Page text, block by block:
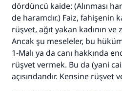
dördüncü kaide: (Alınması
de haramdır.) Faiz, fahişenin
rüşvet, ağıt yakan kadının ve
Ancak şu meseleler, bu
1-Malı ya da canı hakkında
rüşvet vermek. Bu da (yani
açısındandır. Kensine rüşvet